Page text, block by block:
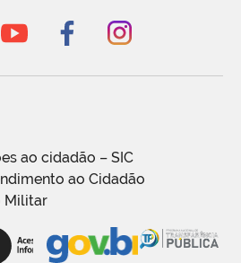
ao cidadão – SIC
ao Cidadão
Militar